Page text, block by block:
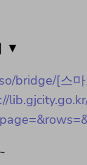
▼
bridge/[스